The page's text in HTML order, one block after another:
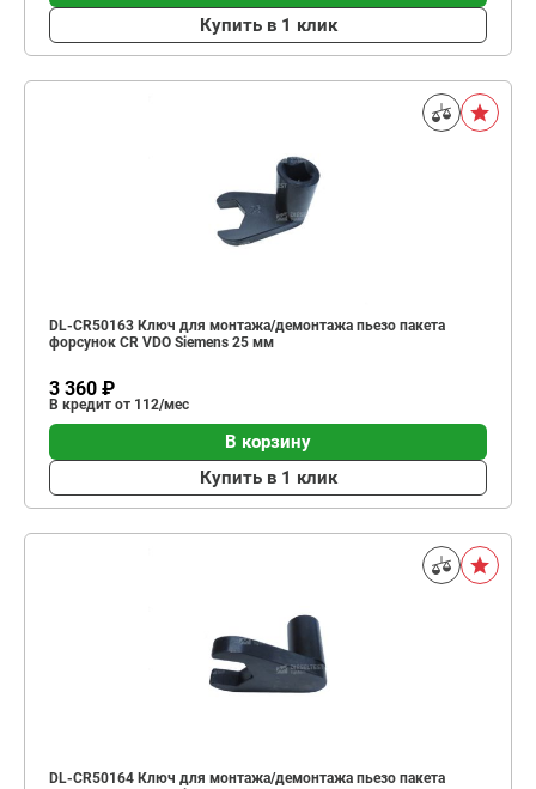
Купить в 1 клик
DL-CR50163 Ключ для монтажа/демонтажа пьезо пакета
форсунок CR VDO Siemens 25 мм
3 360 ₽
В кредит от 112/мес
В корзину
Купить в 1 клик
DL-CR50164 Ключ для монтажа/демонтажа пьезо пакета